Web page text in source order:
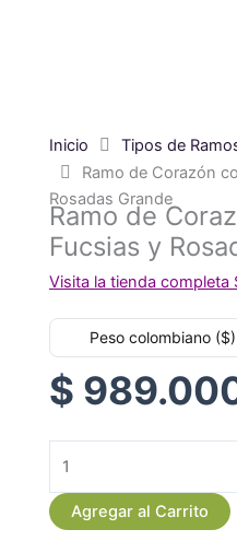
Inicio Tipos de
Ramo de Corazón
Rosadas Grande
Ramo de
Fucsias y
Visita la tienda completa
Peso colombiano
$
Ramo
de
Corazón
Agregar al Carrito